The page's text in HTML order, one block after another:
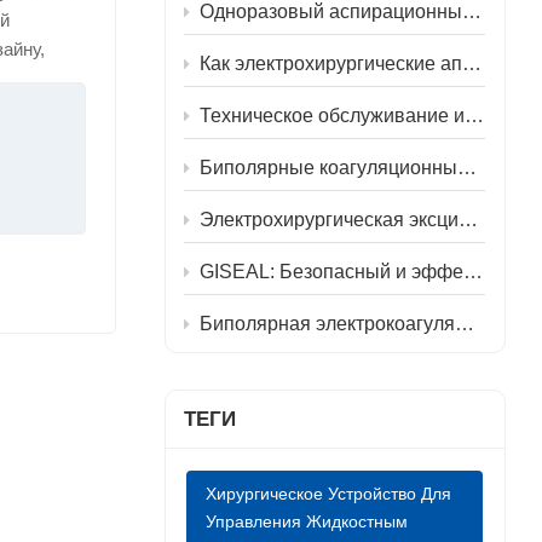
Одноразовый аспирационный ирригационный инструмент: инструмент «четыре в одном» для эндоскопической хирургии.
Как электрохирургические аппараты делают операции безопаснее и ускоряют восстановление.
Техническое обслуживание и ремонт электрохирургического генератора AGISEAL SL100M
Биполярные коагуляционные щипцы: обеспечивают точную манипуляцию и ускоренное восстановление после геморроидэктомии.
Электрохирургическая эксцизия (LEEP): эффективный и точный метод лечения заболеваний шейки матки.
GISEAL: Безопасный и эффективный выбор для хирургического лечения ожирения.
Биполярная электрокоагуляция — предпочтительный метод диссекции для шунтирования поверхностной височной артерии и средней мозговой артерии.
ТЕГИ
Хирургическое Устройство Для
Управления Жидкостным